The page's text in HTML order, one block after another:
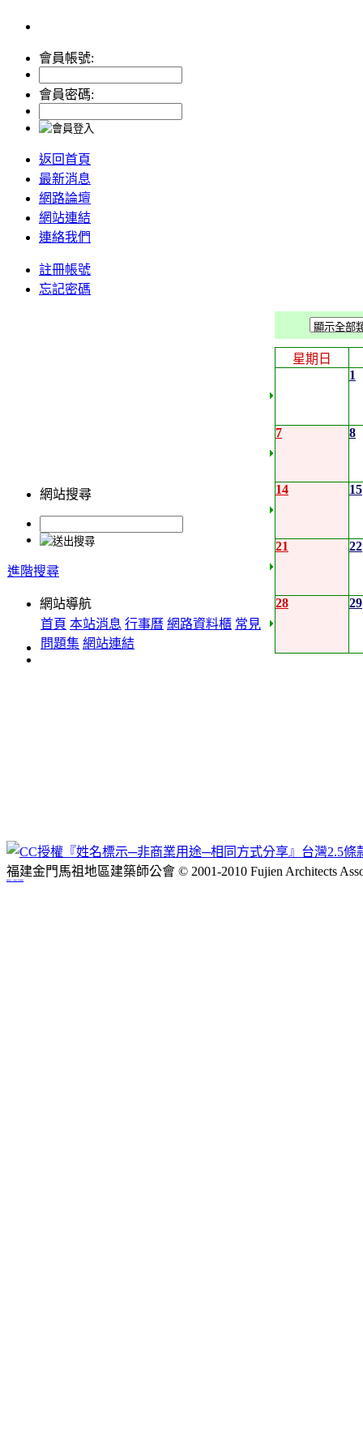
會員帳號:
會員密碼:
返回首頁
最新消息
網路論壇
網站連結
連絡我們
註冊帳號
忘記密碼
網站搜尋
進階搜尋
網站導航
首頁 本站消息 行事曆 網路資料櫃 常見
問題集 網站連結
星期日
1
7 8
14 15
21 22
28 29
福建金門馬祖地區建築師公會 © 2001-2010 Fujien Architects